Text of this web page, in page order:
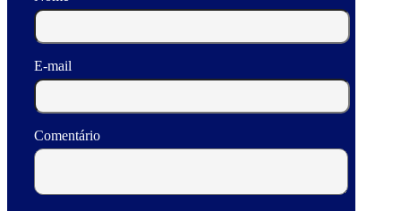
E-mail
Comentário